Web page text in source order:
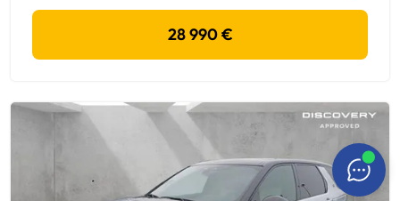
28 990 €